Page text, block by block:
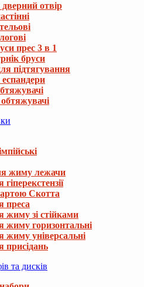
отвір
прес 3 в 1
бруси
підтягування
еспандери
жиму лежачи
Скотта
преса
жиму зі стійками
жиму горизонтальні
жиму універсальні
присідань
та дисків